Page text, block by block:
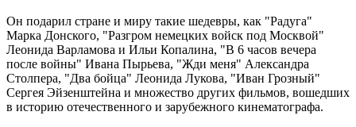
Он подарил стране и миру такие шедевры, как "Радуга"
Марка Донского, "Разгром немецких войск под Москвой"
Леонида Варламова и Ильи Копалина, "В 6 часов вечера
после войны" Ивана Пырьева, "Жди меня" Александра
Столпера, "Два бойца" Леонида Лукова, "Иван Грозный"
Сергея Эйзенштейна и множество других фильмов, вошедших
в историю отечественного и зарубежного кинематографа.